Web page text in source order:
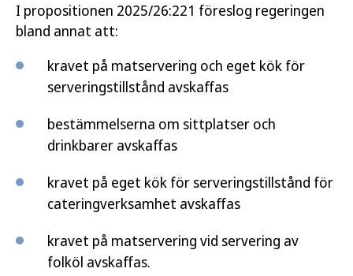
I propositionen 2025/26:221 föreslog regeringen
bland annat att:
kravet på matservering och eget kök för
serveringstillstånd avskaffas
bestämmelserna om sittplatser och
drinkbarer avskaffas
kravet på eget kök för serveringstillstånd för
cateringverksamhet avskaffas
kravet på matservering vid servering av
folköl avskaffas.